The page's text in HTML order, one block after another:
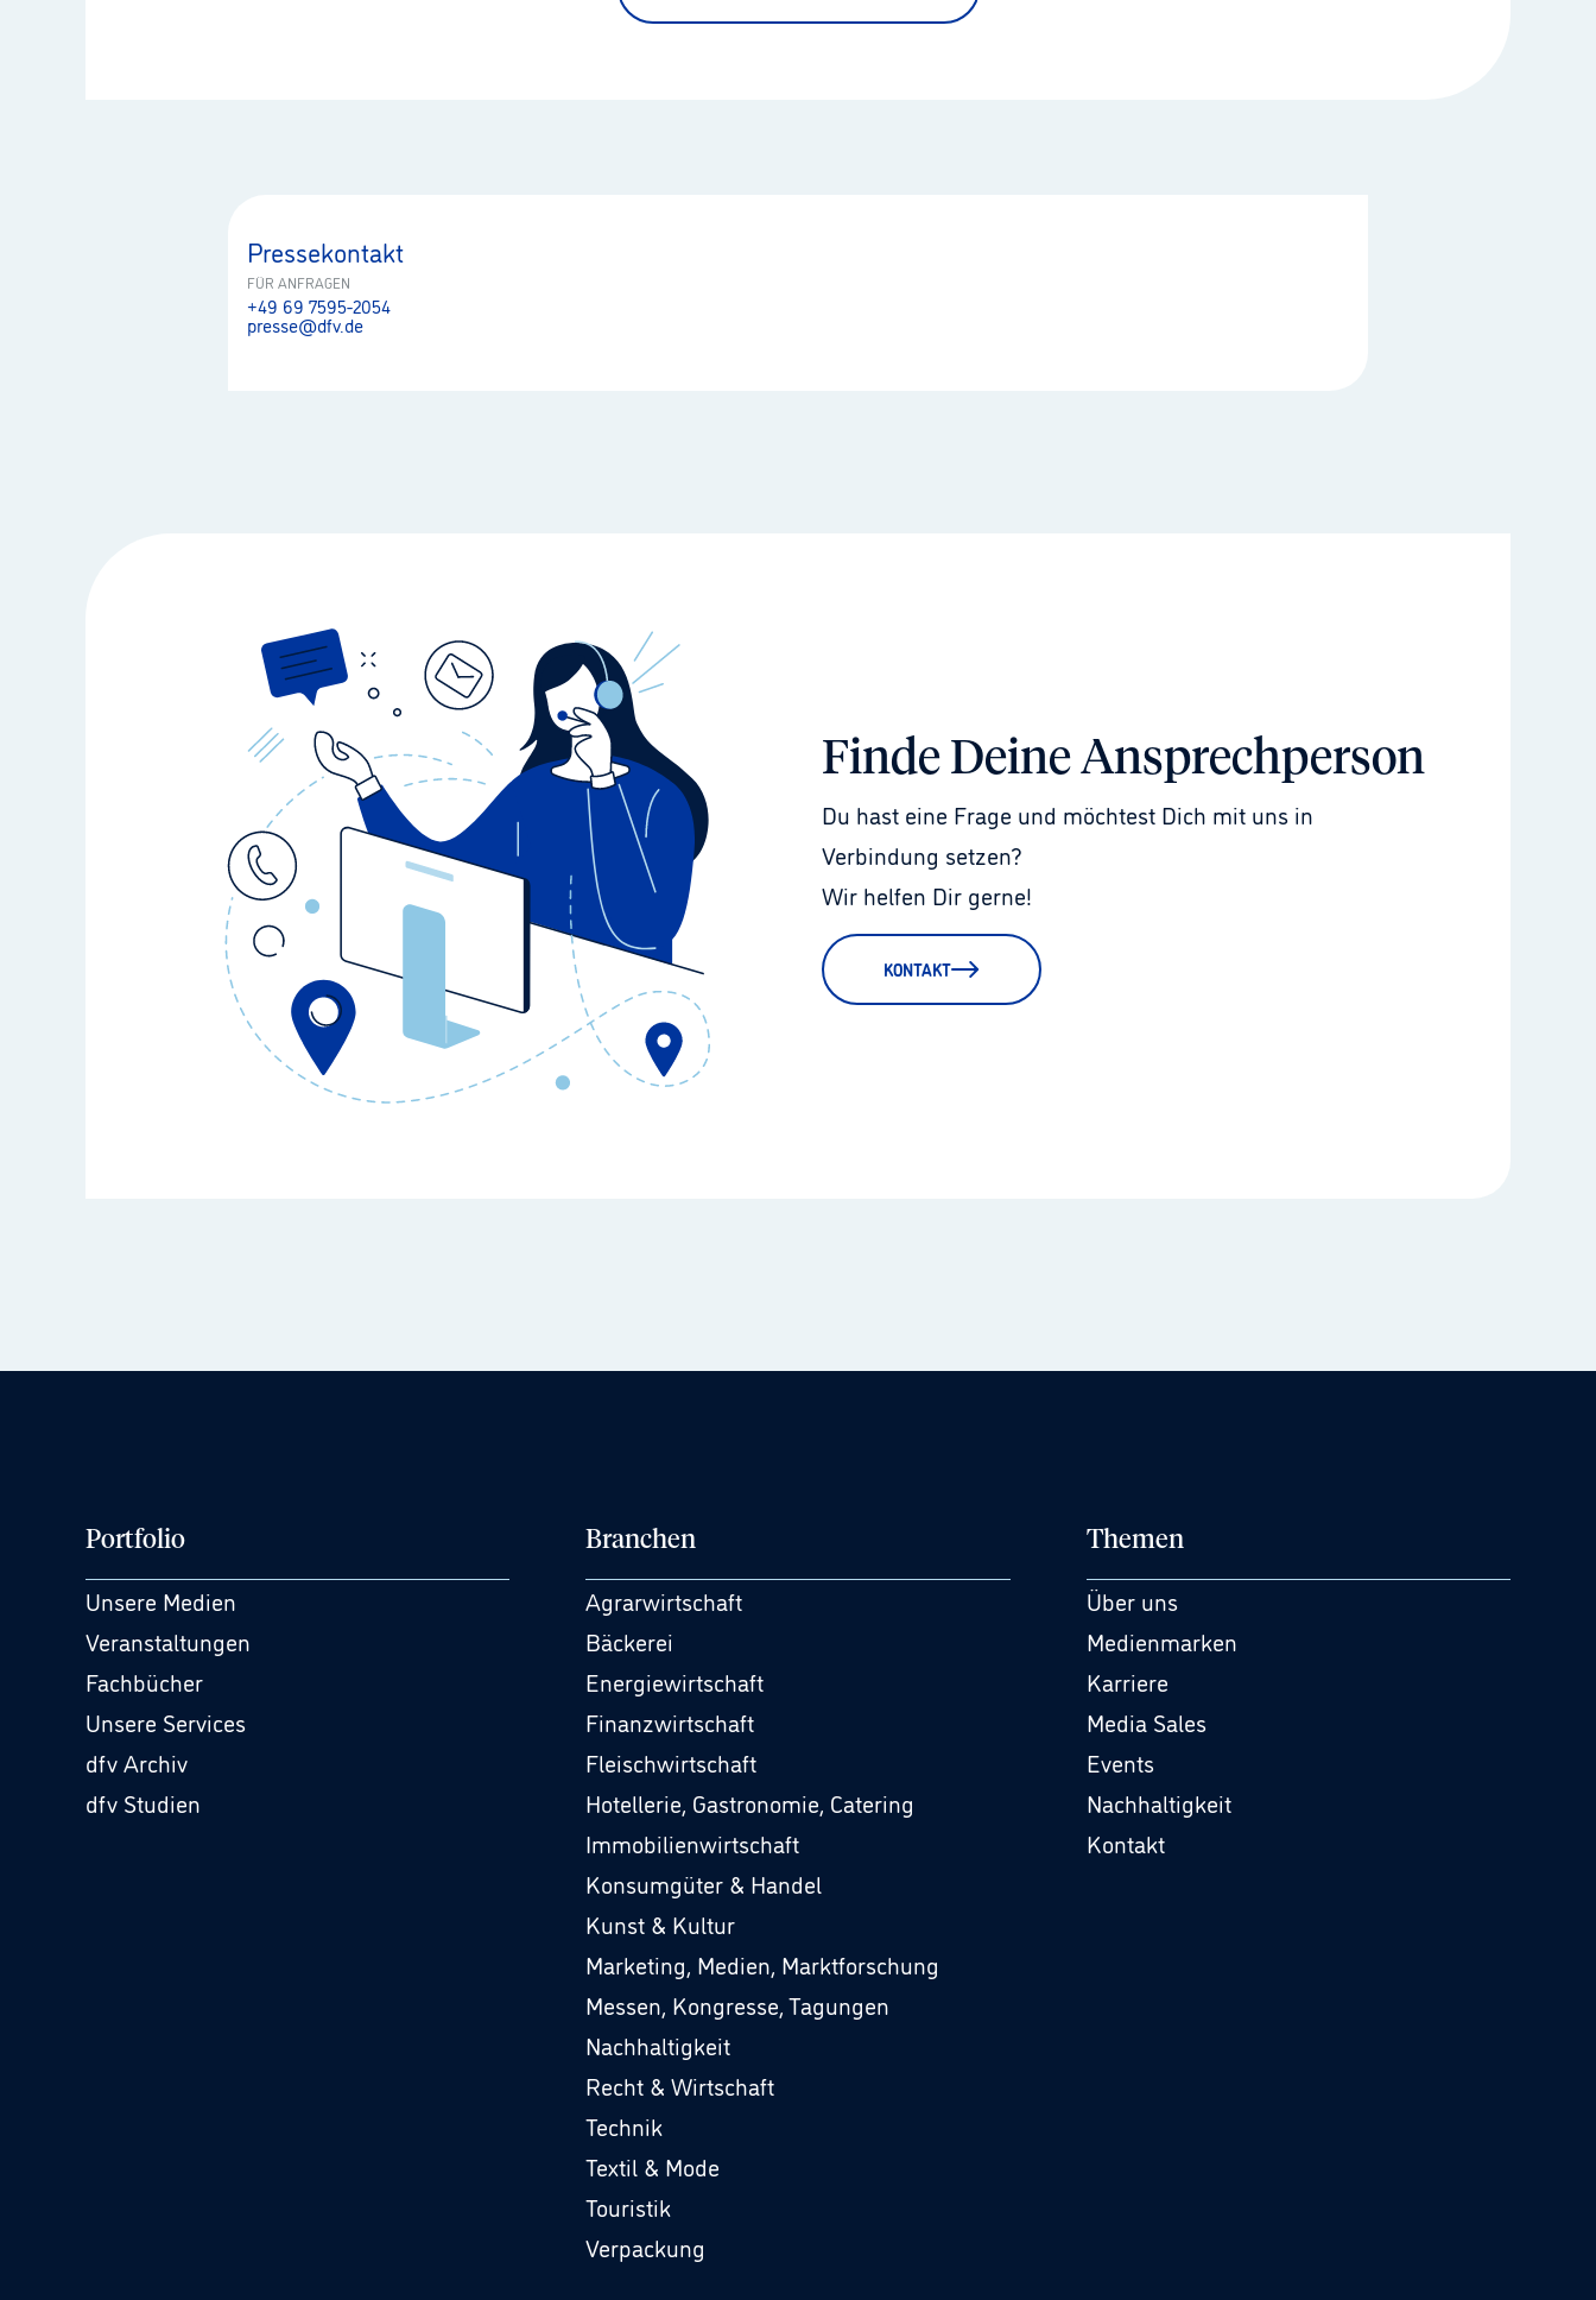
Pressekontakt
FÜR ANFRAGEN
+49 69 7595-2054
presse@dfv.de
Finde Deine Ansprechperson
Du hast eine Frage und möchtest Dich mit uns in
Verbindung setzen?
Wir helfen Dir gerne!
KONTAKT
Portfolio
Unsere Medien
Veranstaltungen
Fachbücher
Unsere Services
dfv Archiv
dfv Studien
Branchen
Agrarwirtschaft
Bäckerei
Energiewirtschaft
Finanzwirtschaft
Fleischwirtschaft
Hotellerie, Gastronomie, Catering
Immobilienwirtschaft
Konsumgüter & Handel
Kunst & Kultur
Marketing, Medien, Marktforschung
Messen, Kongresse, Tagungen
Nachhaltigkeit
Recht & Wirtschaft
Technik
Textil & Mode
Touristik
Verpackung
Themen
Über uns
Medienmarken
Karriere
Media Sales
Events
Nachhaltigkeit
Kontakt